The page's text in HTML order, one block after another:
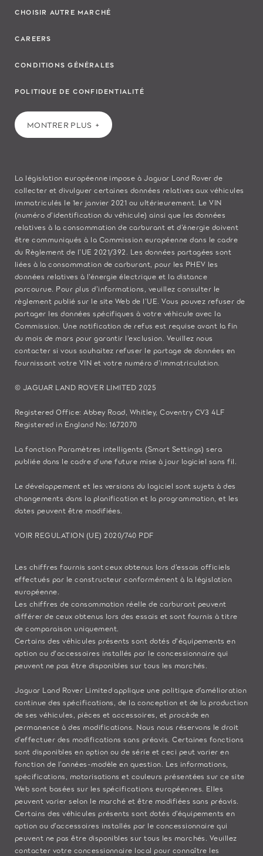
CHOISIR AUTRE MARCHÉ
CAREERS
CONDITIONS GÉNÉRALES
POLITIQUE DE CONFIDENTIALITÉ
MONTRER PLUS
La législation européenne impose à Jaguar Land Rover de
collecter et divulguer certaines données relatives aux véhicules
immatriculés le 1er janvier 2021 ou ultérieurement. Le VIN
(numéro d’identification du véhicule) ainsi que les données
relatives à la consommation de carburant et d’énergie doivent
être communiqués à la Commission européenne dans le cadre
du Règlement de l’UE 2021/392. Les données partagées sont
liées à la consommation de carburant, pour les PHEV les
données relatives à l’énergie électrique et la distance
parcourue. Pour plus d’informations, veuillez consulter le
règlement publié sur le site Web de l’UE . Vous pouvez refuser de
partager les données spécifiques à votre véhicule avec la
Commission. Une notification de refus est requise avant la fin
du mois de mars pour garantir l’exclusion. Veuillez nous
contacter si vous souhaitez refuser le partage de données en
fournissant votre VIN et votre numéro d’immatriculation.
© JAGUAR LAND ROVER LIMITED 2025
Registered Office: Abbey Road, Whitley, Coventry CV3 4LF
Registered in England No: 1672070
La fonction Paramètres intelligents (Smart Settings) sera
publiée dans le cadre d’une future mise à jour logiciel sans fil.
Le développement et les versions du logiciel sont sujets à des
changements dans la planification et la programmation, et les
dates peuvent être modifiées.
VOIR REGULATION (UE) 2020/740 PDF
Les chiffres fournis sont ceux obtenus lors d’essais officiels
effectués par le constructeur conformément à la législation
européenne.
Les chiffres de consommation réelle de carburant peuvent
différer de ceux obtenus lors des essais et sont fournis à titre
de comparaison uniquement.
Certains des véhicules présents sont dotés d'équipements en
option ou d'accessoires installés par le concessionnaire qui
peuvent ne pas être disponibles sur tous les marchés.
Jaguar Land Rover Limited applique une politique d’amélioration
continue des spécifications, de la conception et de la production
de ses véhicules, pièces et accessoires, et procède en
permanence à des modifications. Nous nous réservons le droit
d’effectuer des modifications sans préavis. Certaines fonctions
sont disponibles en option ou de série et ceci peut varier en
fonction de l’années-modèle en question. Les informations,
spécifications, motorisations et couleurs présentées sur ce site
Web sont basées sur les spécifications européennes. Elles
peuvent varier selon le marché et être modifiées sans préavis.
Certains des véhicules présents sont dotés d’équipements en
option ou d’accessoires installés par le concessionnaire qui
peuvent ne pas être disponibles sur tous les marchés. Veuillez
contacter votre concessionnaire local pour connaître les